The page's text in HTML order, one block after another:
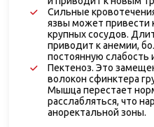
Сильные
язвы может
крупных сосудов.
приводит к анемии,
постоянную слабость
Пектеноз. Это
волокон сфинктера
Мышца перестает
расслабляться, что
аноректальной зоны.